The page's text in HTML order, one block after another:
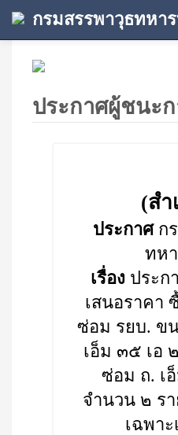
กรมสรรพาวุธทหา
ประกาศผู้ชนะก
(สำ
ประกาศก
ทห
เรื่อง ประก
เสนอราคา
ซ่อม รยบ. ข
เอ็ม ๓๕ เอ
ซ่อม ถ. เ
จำนวน ๒ ร
เฉพาะ